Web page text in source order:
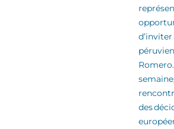
Romero.
des